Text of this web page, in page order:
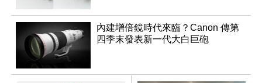
內建增倍鏡時代來臨？Canon 傳第
四季末發表新一代大白巨砲